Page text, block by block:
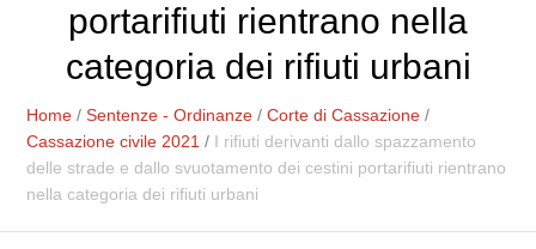
portarifiuti rientrano nella
categoria dei rifiuti urbani
Home /Sentenze - Ordinanze /Corte di Cassazione /
Cassazione civile 2021 / I rifiuti derivanti dallo spazzamento
delle strade e dallo svuotamento dei cestini portarifiuti rientrano
nella categoria dei rifiuti urbani